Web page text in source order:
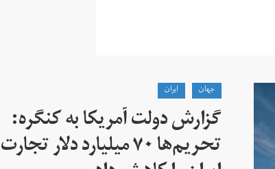
جهان ايران
گزارش دولت آمریکا به کنگره:
تحریم‌ها ۷۰ میلیارد دلار